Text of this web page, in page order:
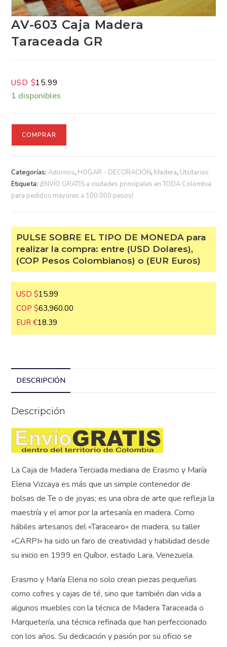
AV-603 Caja Madera
Taraceada GR
USD $15.99
1 disponibles
Categorías: Adornos HOGAR - DECORACIÓN Madera
Utilitarios
Etiqueta: ¡ENVÍO GRATIS a ciudades principales en TODA
PULSE SOBRE EL TIPO DE MONEDA
para realizar la compra: entre (USD
Dolares), (COP Pesos Colombianos) o
USD $15.99
COP $63,960.00
Descripción
La Caja de Madera Terciada mediana de Erasmo y María
Elena Vizcaya es más que un simple contenedor de
bolsas de Te o de joyas; es una obra de arte que refleja
la maestría y el amor por la artesanía en madera. Como
hábiles artesanos del «Taracearo» de madera, su taller
«CARPI» ha sido un faro de creatividad y habilidad
desde su inicio en 1999 en Quíbor, estado Lara,
Venezuela.
Erasmo y María Elena no solo crean piezas pequeñas
como cofres y cajas de té, sino que también dan vida a
algunos muebles con la técnica de Madera Taraceada o